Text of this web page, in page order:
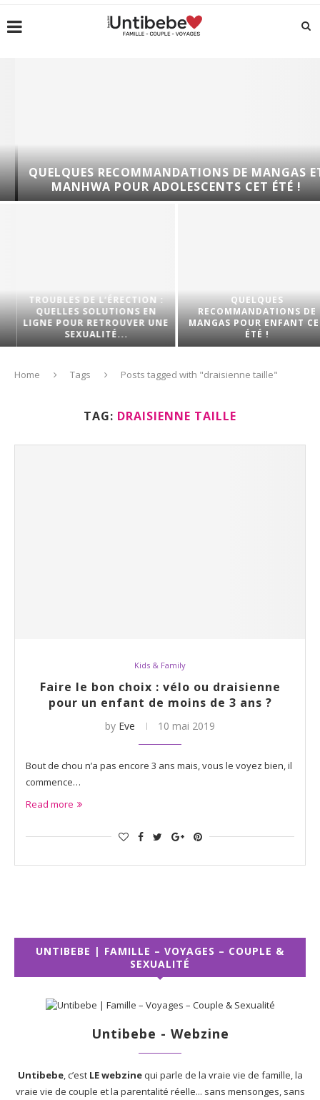
QUELQUES RECOMMANDATIONS DE MANGAS ET
MANHWA POUR ADOLESCENTS CET ÉTÉ !
TROUBLES DE L’ÉRECTION :
QUELLES SOLUTIONS EN
LIGNE POUR RETROUVER UNE
SEXUALITÉ...
QUELQUES
RECOMMANDATIONS DE
MANGAS POUR ENFANT CET
ÉTÉ !
Home Tags Posts tagged with "draisienne taille"
TAG: DRAISIENNE TAILLE
Kids & Family
Faire le bon choix : vélo ou draisienne
pour un enfant de moins de 3 ans ?
by Eve 10 mai 2019
Bout de chou n’a pas encore 3 ans mais, vous le voyez bien, il
commence…
Read more
UNTIBEBE | FAMILLE – VOYAGES – COUPLE &
SEXUALITÉ
Untibebe - Webzine
Untibebe, c’est LE webzinequi parle de la vraie vie de famille, la
vraie vie de couple et la parentalité réelle... sans mensonges, sans